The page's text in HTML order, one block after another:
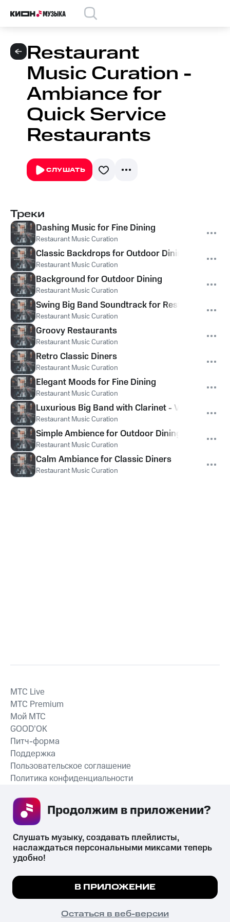
Restaurant
Music Curation -
Ambiance for
Quick Service
Restaurants
СЛУШАТЬ
Треки
Dashing Music for Fine Dining
Restaurant Music Curation
Classic Backdrops for Outdoor Dining
Restaurant Music Curation
Background for Outdoor Dining
Restaurant Music Curation
Swing Big Band Soundtrack for Restaurants
Restaurant Music Curation
Groovy Restaurants
Restaurant Music Curation
Retro Classic Diners
Restaurant Music Curation
Elegant Moods for Fine Dining
Restaurant Music Curation
Luxurious Big Band with Clarinet - Vibe for
Restaurant Music Curation
Simple Ambience for Outdoor Dining
Restaurant Music Curation
Calm Ambiance for Classic Diners
Restaurant Music Curation
СКАЧАТЬ ПРИЛОЖЕНИЕ
MTС Live
MTС Premium
Мой МТС
GOOD’OK
Питч-форма
Поддержка
Пользовательское соглашение
Политика конфиденциальности
психотропных веществ, их аналогов причиняет вред здоровью,
их незаконный оборот запрещён и влечёт установленную
законодательством ответственность.
© 2026 ООО «КИОН».
Все права защищены
Мы используем куки, чтобы на сайте все
Подробнее
ПОНЯТНО
Слушать музыку, создавать плейлисты,
наслаждаться персональными миксами теперь
удобно!
В ПРИЛОЖЕНИЕ
Остаться в веб-версии